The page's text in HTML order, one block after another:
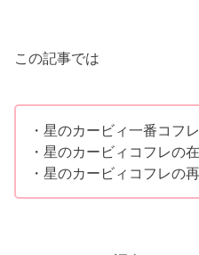
この記事では
・星のカービィ一番コフ
・星のカービィコフレの
・星のカービィコフレの